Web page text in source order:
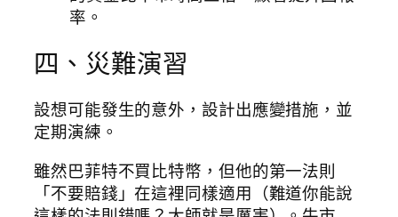
率。
四、災難演習
設想可能發生的意外，設計出應變措施，並
定期演練。
雖然巴菲特不買比特幣，但他的第一法則
「不要賠錢」在這裡同樣適用（難道你能說